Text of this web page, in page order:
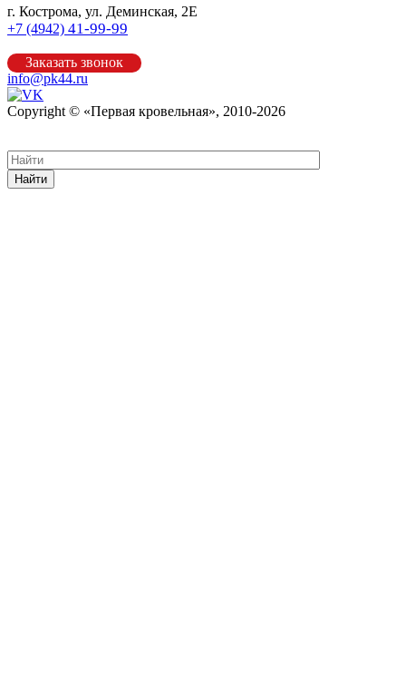
г. Кострома, ул. Деминская, 2Е
+7 (4942) 41-99-99
Заказать звонок
info@pk44.ru
Copyright © «Первая кровельная», 2010-2026
Найти